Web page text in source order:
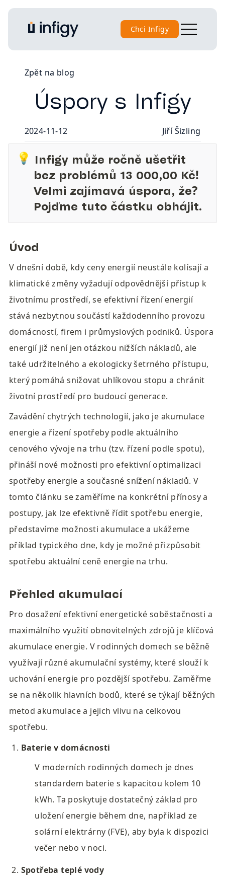
Chci Infigy
Zpět na blog
Úspory s Infigy
2024-11-12 Jiří Šizling
💡 Infigy může ročně ušetřit
Velmi zajímavá úspora, že?
Pojďme tuto částku obhájit.
Úvod
V dnešní době, kdy ceny energií neustále kolísají a
klimatické změny vyžadují odpovědnější přístup k
životnímu prostředí, se efektivní řízení energií
stává nezbytnou součástí každodenního provozu
domácností, firem i průmyslových podniků. Úspora
energií již není jen otázkou nižších nákladů, ale
také udržitelného a ekologicky šetrného přístupu,
který pomáhá snižovat uhlíkovou stopu a chránit
životní prostředí pro budoucí generace.
Zavádění chytrých technologií, jako je akumulace
energie a řízení spotřeby podle aktuálního
cenového vývoje na trhu (tzv. řízení podle spotu),
přináší nové možnosti pro efektivní optimalizaci
spotřeby energie a současné snížení nákladů. V
tomto článku se zaměříme na konkrétní přínosy a
postupy, jak lze efektivně řídit spotřebu energie,
představíme možnosti akumulace a ukážeme
příklad typického dne, kdy je možné přizpůsobit
spotřebu aktuální ceně energie na trhu.
Přehled akumulací
Pro dosažení efektivní energetické soběstačnosti a
maximálního využití obnovitelných zdrojů je klíčová
akumulace energie. V rodinných domech se běžně
využívají různé akumulační systémy, které slouží k
uchování energie pro pozdější spotřebu. Zaměřme
se na několik hlavních bodů, které se týkají běžných
metod akumulace a jejich vlivu na celkovou
spotřebu.
Baterie v domácnosti
V moderních rodinných domech je dnes
standardem baterie s kapacitou kolem 10
kWh. Ta poskytuje dostatečný základ pro
uložení energie během dne, například ze
solární elektrárny (FVE), aby byla k dispozici
večer nebo v noci.
Spotřeba teplé vody